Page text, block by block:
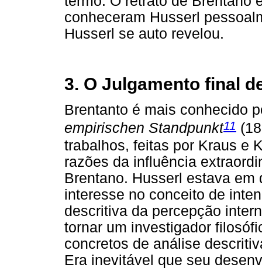
conheceram Husserl
Husserl se auto revelou.
3. O Julgamento final
Brentanto é mais conhecido
empirischen Standpunkt11
trabalhos, feitas por Kraus e
razões da influência
Brentano. Husserl estava
interesse no conceito de
descritiva da percepção
tornar um investigador
concretos de análise
Era inevitável que seu